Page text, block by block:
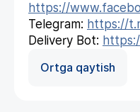
https://
Telegram: https://
Delivery Bot:
Ortga qaytish